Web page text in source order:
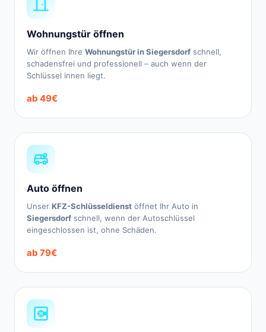
Wohnungstür öffnen
Wir öffnen Ihre Wohnungstür in Siegersdorf schnell,
schadensfrei und professionell – auch wenn der
Schlüssel innen liegt.
ab 49€
Auto öffnen
Unser KFZ-Schlüsseldienst öffnet Ihr Auto in
Siegersdorf schnell, wenn der Autoschlüssel
eingeschlossen ist, ohne Schäden.
ab 79€